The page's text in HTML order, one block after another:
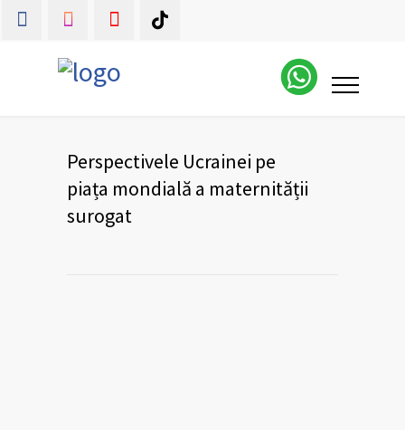
Perspectivele Ucrainei pe
piața mondială a maternității
surogat